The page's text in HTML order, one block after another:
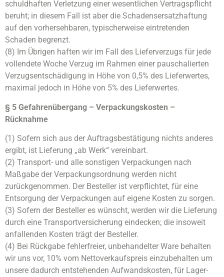
schuldhaften Verletzung einer wesentlichen Vertragspflicht
beruht; in diesem Fall ist aber die Schadensersatzhaftung
auf den vorhersehbaren, typischerweise eintretenden
Schaden begrenzt.
(8) Im Übrigen haften wir im Fall des Lieferverzugs für jede
vollendete Woche Verzug im Rahmen einer pauschalierten
Verzugsentschädigung in Höhe von 0,5% des Lieferwertes,
maximal jedoch in Höhe von 5% des Lieferwertes.
§ 5 Gefahrenübergang – Verpackungskosten –
Rücknahme
(1) Sofern sich aus der Auftragsbestätigung nichts anderes
ergibt, ist Lieferung „ab Werk“ vereinbart.
(2) Transport- und alle sonstigen Verpackungen nach
Maßgabe der Verpackungsordnung werden nicht
zurückgenommen. Der Besteller ist verpflichtet, für eine
Entsorgung der Verpackungen auf eigene Kosten zu sorgen.
(3) Sofern der Besteller es wünscht, werden wir die Lieferung
durch eine Transportversicherung eindecken; die insoweit
anfallenden Kosten trägt der Besteller.
(4) Bei Rückgabe fehlerfreier, unbehandelter Ware behalten
wir uns vor, 10% vom Nettoverkaufspreis einzubehalten um
unsere dadurch entstehenden Aufwandskosten, für Lager-